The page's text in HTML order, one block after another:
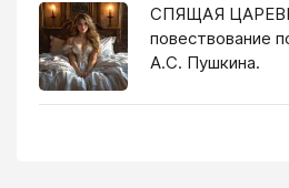
СПЯЩАЯ
повествование
А.С. Пушкина.